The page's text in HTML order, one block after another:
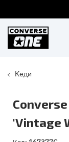
Кеди
'Vintage